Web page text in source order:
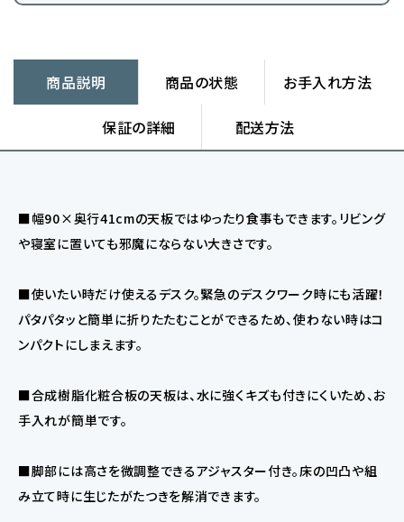
商品説明 商品の状態 お手入れ方法
保証の詳細 配送方法
■幅90×奥行41cmの天板ではゆったり食事もできます。リビング
や寝室に置いても邪魔にならない大きさです。
■使いたい時だけ使えるデスク。緊急のデスクワーク時にも活躍！
パタパタッと簡単に折りたたむことができるため、使わない時はコ
ンパクトにしまえます。
■合成樹脂化粧合板の天板は、水に強くキズも付きにくいため、お
手入れが簡単です。
■脚部には高さを微調整できるアジャスター付き。床の凹凸や組
み立て時に生じたがたつきを解消できます。